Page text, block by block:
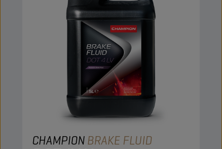
CHAMPIONBRAKE FLUID